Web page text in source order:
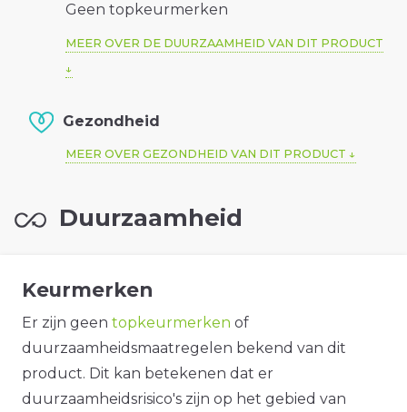
Geen topkeurmerken
MEER OVER DE DUURZAAMHEID VAN DIT PRODUCT
Gezondheid
MEER OVER GEZONDHEID VAN DIT PRODUCT
Duurzaamheid
Keurmerken
Er zijn geen topkeurmerken of
duurzaamheidsmaatregelen bekend van dit
product. Dit kan betekenen dat er
duurzaamheidsrisico's zijn op het gebied van